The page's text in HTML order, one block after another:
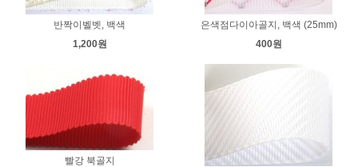
반짝이벨벳, 백색
1,200원
은색점다이아골지, 백색 (25mm)
400원
빨강 북골지